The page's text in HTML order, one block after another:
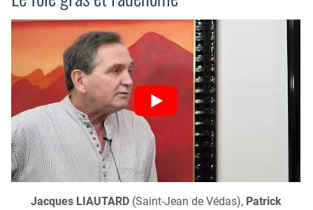
Jacques LIAUTARD(Saint-Jean de Védas), Patrick